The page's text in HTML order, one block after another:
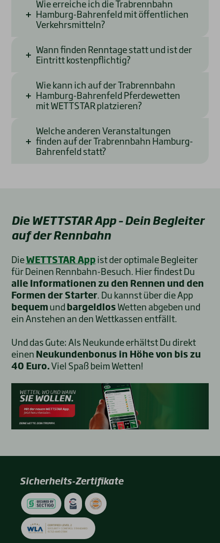
Wie erreiche ich die Trabrennbahn
Hamburg-Bahrenfeld mit öffentlichen
Verkehrsmitteln?
Wann finden Renntage statt und ist der
Eintritt kostenpflichtig?
Wie kann ich auf der Trabrennbahn
Hamburg-Bahrenfeld Pferdewetten
mit WETTSTAR platzieren?
Welche anderen Veranstaltungen
finden auf der Trabrennbahn Hamburg-
Bahrenfeld statt?
Die WETTSTAR App – Dein Begleiter
auf der Rennbahn
DieWETTSTAR Appist der optimale Begleiter
für Deinen Rennbahn-Besuch. Hier findest Du
alle Informationen zu den Rennen und den
Formen der Starter. Du kannst über die App
bequemundbargeldlosWetten abgeben und
ein Anstehen an den Wettkassen entfällt.
Und das Gute: Als Neukunde erhältst Du direkt
einenNeukundenbonus in Höhe von bis zu
40 Euro.Viel Spaß beim Wetten!
Sicherheits-Zertifikate